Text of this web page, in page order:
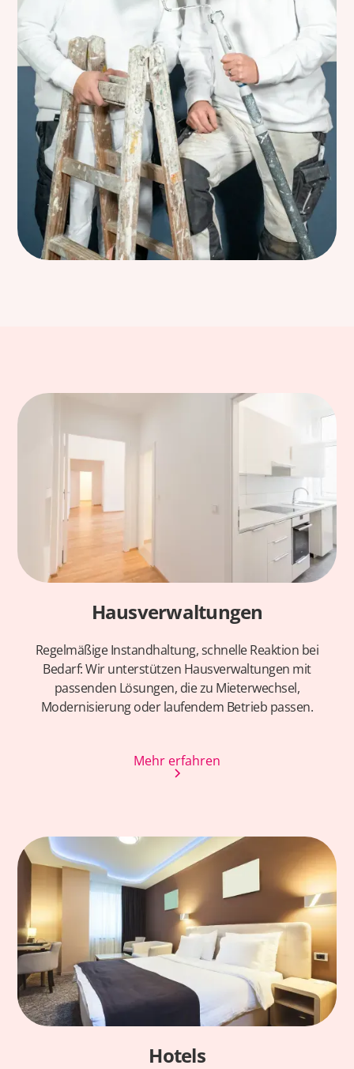
Hausverwaltungen
Regelmäßige Instandhaltung, schnelle Reaktion bei
Bedarf: Wir unterstützen Hausverwaltungen mit
passenden Lösungen, die zu Mieterwechsel,
Modernisierung oder laufendem Betrieb passen.
Mehr erfahren
Hotels